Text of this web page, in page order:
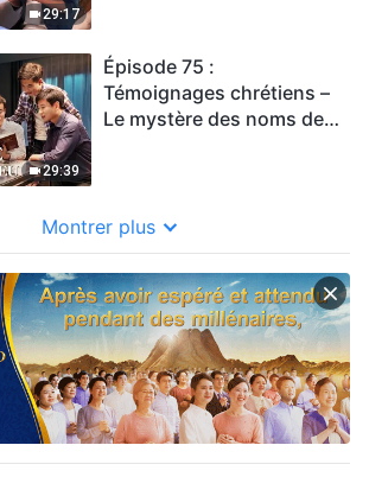
29:17
29:39
Épisode 75 :
Témoignages chrétiens –
Le mystère des noms de
Montrer plus